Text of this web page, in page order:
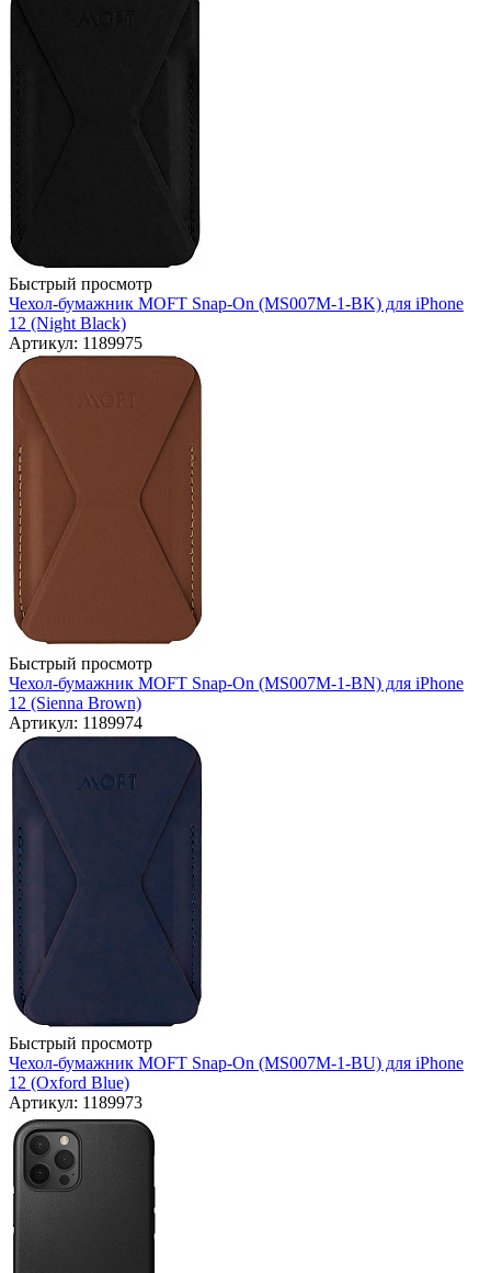
Быстрый просмотр
Чехол-бумажник MOFT Snap-On (MS007M-1-BK) для iPhone
12 (Night Black)
Артикул: 1189975
Быстрый просмотр
Чехол-бумажник MOFT Snap-On (MS007M-1-BN) для iPhone
12 (Sienna Brown)
Артикул: 1189974
Быстрый просмотр
Чехол-бумажник MOFT Snap-On (MS007M-1-BU) для iPhone
12 (Oxford Blue)
Артикул: 1189973